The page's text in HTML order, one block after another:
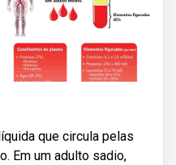
que circula pelas
Em um adulto sadio,